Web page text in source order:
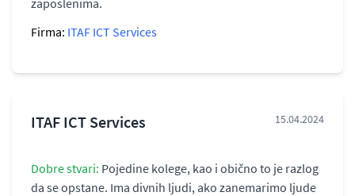
zaposlenima.
Firma: ITAF ICT Services
ITAF ICT Services 15.04.2024
Dobre stvari: Pojedine kolege, kao i obično to je razlog
da se opstane. Ima divnih ljudi, ako zanemarimo ljude